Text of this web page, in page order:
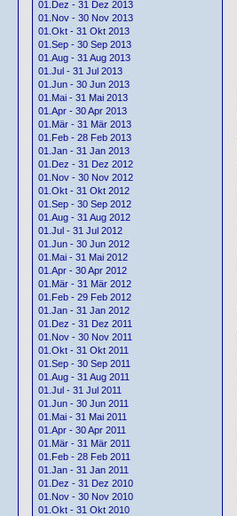
01.Dez - 31 Dez 2013
01.Nov - 30 Nov 2013
01.Okt - 31 Okt 2013
01.Sep - 30 Sep 2013
01.Aug - 31 Aug 2013
01.Jul - 31 Jul 2013
01.Jun - 30 Jun 2013
01.Mai - 31 Mai 2013
01.Apr - 30 Apr 2013
01.Mär - 31 Mär 2013
01.Feb - 28 Feb 2013
01.Jan - 31 Jan 2013
01.Dez - 31 Dez 2012
01.Nov - 30 Nov 2012
01.Okt - 31 Okt 2012
01.Sep - 30 Sep 2012
01.Aug - 31 Aug 2012
01.Jul - 31 Jul 2012
01.Jun - 30 Jun 2012
01.Mai - 31 Mai 2012
01.Apr - 30 Apr 2012
01.Mär - 31 Mär 2012
01.Feb - 29 Feb 2012
01.Jan - 31 Jan 2012
01.Dez - 31 Dez 2011
01.Nov - 30 Nov 2011
01.Okt - 31 Okt 2011
01.Sep - 30 Sep 2011
01.Aug - 31 Aug 2011
01.Jul - 31 Jul 2011
01.Jun - 30 Jun 2011
01.Mai - 31 Mai 2011
01.Apr - 30 Apr 2011
01.Mär - 31 Mär 2011
01.Feb - 28 Feb 2011
01.Jan - 31 Jan 2011
01.Dez - 31 Dez 2010
01.Nov - 30 Nov 2010
01.Okt - 31 Okt 2010